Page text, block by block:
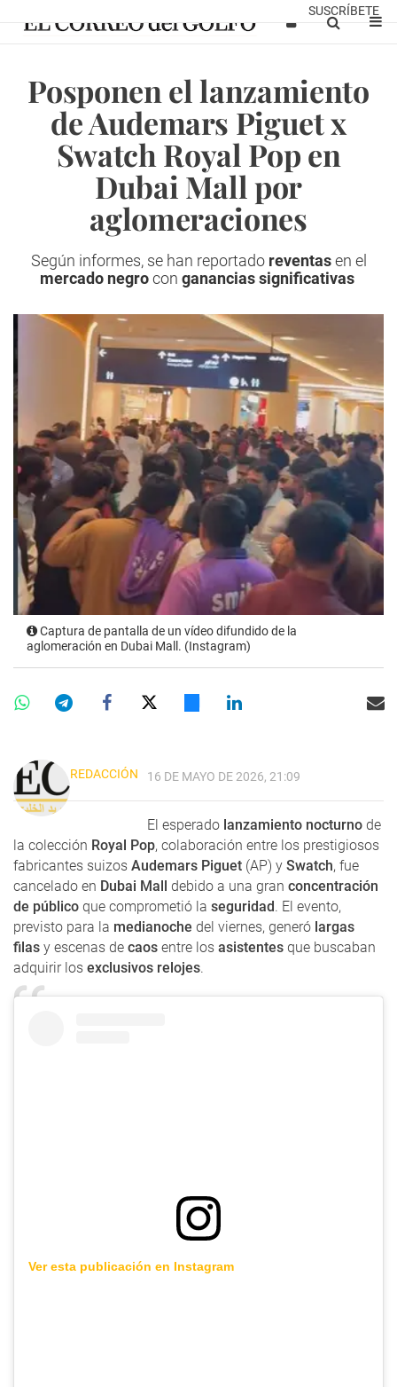
SUSCRÍBETE
Posponen el lanzamiento
de Audemars Piguet x
Swatch Royal Pop en
Dubai Mall por
aglomeraciones
Según informes, se han reportadoreventasen el
mercado negrocon ganancias significativas
Captura de pantalla de un vídeo difundido de la
aglomeración en Dubai Mall. (Instagram)
REDACCIÓN 16 DE MAYO DE 2026, 21:09
El esperado lanzamiento nocturno de
la colección Royal Pop, colaboración entre los prestigiosos
fabricantes suizos Audemars Piguet (AP) y Swatch, fue
cancelado en Dubai Mall debido a una gran concentración
de público que comprometió la seguridad. El evento,
previsto para la medianoche del viernes, generó largas
filas y escenas de caos entre los asistentes que buscaban
adquirir los exclusivos relojes.
Ver esta publicación en Instagram